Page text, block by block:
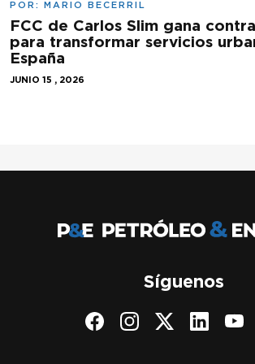
POR: MARIO BECERRIL
FCC de Carlos Slim gana
para transformar servicios
España
JUNIO 15 , 2026
Síguenos